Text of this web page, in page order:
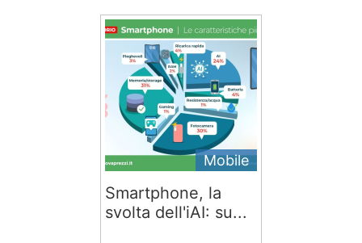
Mobile
Smartphone, la
svolta dell'iAI: su...